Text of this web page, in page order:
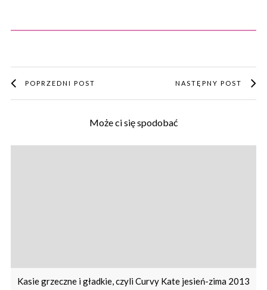
POPRZEDNI POST NASTĘPNY POST
Może ci się spodobać
Kasie grzeczne i gładkie, czyli Curvy Kate jesień-zima 2013